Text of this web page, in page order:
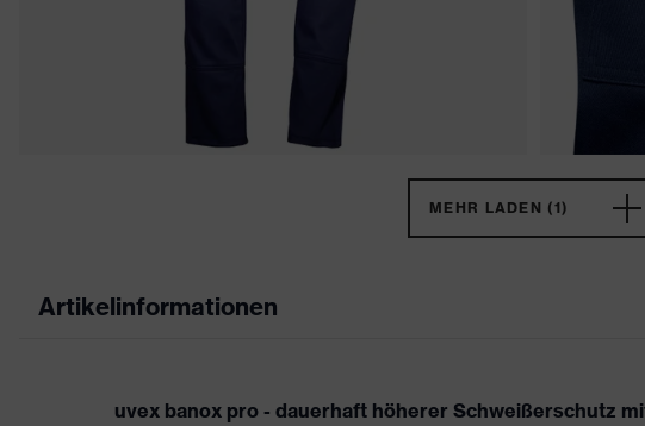
MEHR LADEN (1)
Artikelinformationen
uvex banox pro - dauerhaft höherer Schweißerschutz